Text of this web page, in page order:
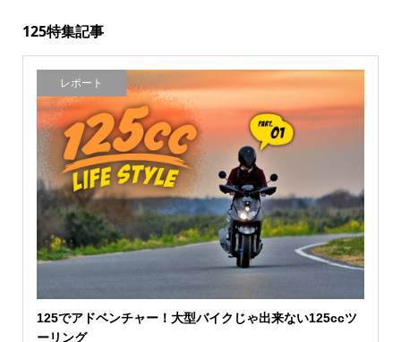
125特集記事
レポート
125でアドベンチャー！大型バイクじゃ出来ない125ccツ
ーリング